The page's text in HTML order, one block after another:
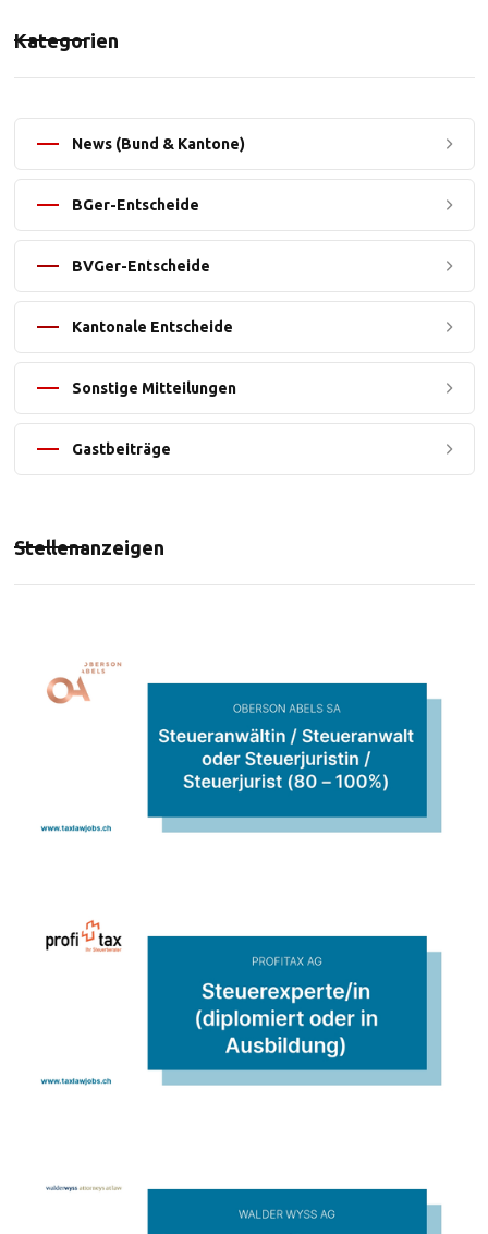
Kategorien
News (Bund & Kantone)
BGer-Entscheide
BVGer-Entscheide
Kantonale Entscheide
Sonstige Mitteilungen
Gastbeiträge
Stellenanzeigen